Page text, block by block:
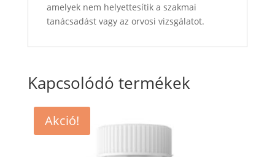
amelyek nem helyettesítik a szakmai
tanácsadást vagy az orvosi vizsgálatot.
Kapcsolódó termékek
Akció!